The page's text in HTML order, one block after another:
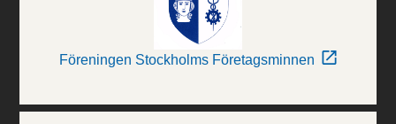
Föreningen Stockholms Företagsminnen